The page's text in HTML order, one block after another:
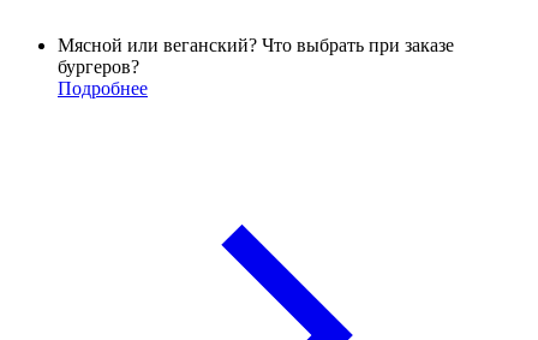
Мясной или веганский? Что выбрать при заказе
бургеров?
Подробнее